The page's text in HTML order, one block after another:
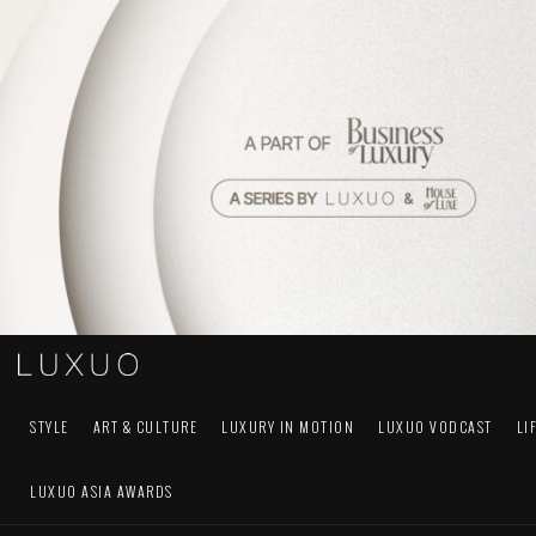
STYLE ART & CULTURE LUXURY IN MOTION LUXUO VODCAST
LUXUO ASIA AWARDS